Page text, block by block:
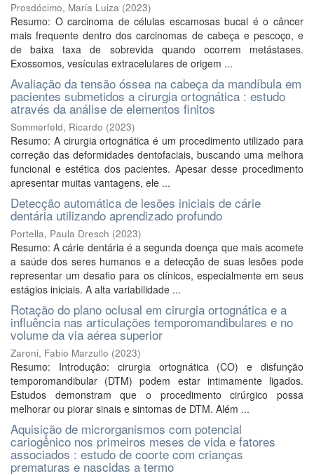
Prosdócimo, Maria Luiza (2023)
Resumo: O carcinoma de células escamosas bucal é o câncer
mais frequente dentro dos carcinomas de cabeça e pescoço, e
de baixa taxa de sobrevida quando ocorrem metástases.
Exossomos, vesículas extracelulares de origem ...
Avaliação da tensão óssea na cabeça da mandíbula em
pacientes submetidos a cirurgia ortognática : estudo
através da análise de elementos finitos
Sommerfeld, Ricardo (2023)
Resumo: A cirurgia ortognática é um procedimento utilizado para
correção das deformidades dentofaciais, buscando uma melhora
funcional e estética dos pacientes. Apesar desse procedimento
apresentar muitas vantagens, ele ...
Detecção automática de lesões iniciais de cárie
dentária utilizando aprendizado profundo
Portella, Paula Dresch (2023)
Resumo: A cárie dentária é a segunda doença que mais acomete
a saúde dos seres humanos e a detecção de suas lesões pode
representar um desafio para os clínicos, especialmente em seus
estágios iniciais. A alta variabilidade ...
Rotação do plano oclusal em cirurgia ortognática e a
influência nas articulações temporomandibulares e no
volume da via aérea superior
Zaroni, Fabio Marzullo (2023)
Resumo: Introdução: cirurgia ortognática (CO) e disfunção
temporomandibular (DTM) podem estar intimamente ligados.
Estudos demonstram que o procedimento cirúrgico possa
melhorar ou piorar sinais e sintomas de DTM. Além ...
Aquisição de microrganismos com potencial
cariogênico nos primeiros meses de vida e fatores
associados : estudo de coorte com crianças
prematuras e nascidas a termo